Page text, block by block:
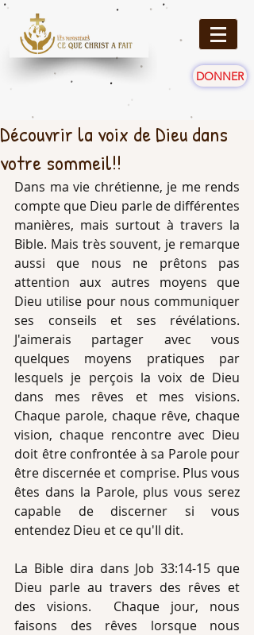
DONNER
Découvrir la voix de Dieu dans
votre sommeil!!
Dans ma vie chrétienne, je me rends
compte que Dieu parle de différentes
manières, mais surtout à travers la
Bible. Mais très souvent, je remarque
aussi que nous ne prêtons pas
attention aux autres moyens que
Dieu utilise pour nous communiquer
ses conseils et ses révélations.
J'aimerais partager avec vous
quelques moyens pratiques par
lesquels je perçois la voix de Dieu
dans mes rêves et mes visions.
Chaque parole, chaque rêve, chaque
vision, chaque rencontre avec Dieu
doit être confrontée à sa Parole pour
être discernée et comprise. Plus vous
êtes dans la Parole, plus vous serez
capable de discerner si vous
entendez Dieu et ce qu'Il dit.
La Bible dira dans Job 33:14-15 que
Dieu parle au travers des rêves et
des visions.  Chaque jour, nous
faisons des rêves lorsque nous